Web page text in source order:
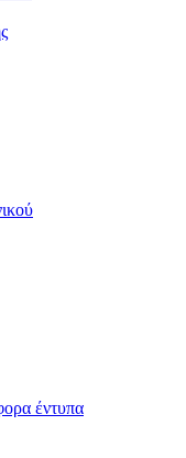
έντυπα